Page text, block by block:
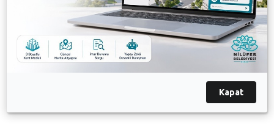
kapalı spor alanlarımızda çeşitli sportif faaliyetler
düzenleyerek, her yaştan insanı sporla
buluşturuyoruz. Spor festivalimize katılan tüm
öğrencilerimize başarılar diliyorum. Dostluğun ön
planda olduğu bir festival geçirmelerini arzu
Kapat